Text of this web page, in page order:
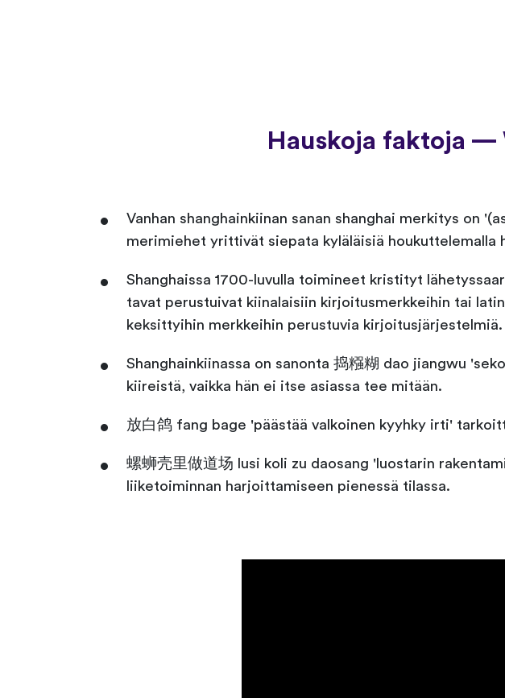
Hauskoja faktoja —
Vanhan shanghainkiinan sanan shanghai merkitys on
merimiehet yrittivät siepata kyläläisiä houkuttelemalla
Shanghaissa 1700-luvulla toimineet kristityt
tavat perustuivat kiinalaisiin kirjoitusmerkkeihin tai
keksittyihin merkkeihin perustuvia kirjoitusjärjestelmiä.
Shanghainkiinassa on sanonta 捣糨糊 dao jiangwu
kiireistä, vaikka hän ei itse asiassa tee mitään.
放白鸽 fang bage 'päästää valkoinen kyyhky irti'
螺蛳壳里做道场 lusi koli zu daosang 'luostarin
liiketoiminnan harjoittamiseen pienessä tilassa.